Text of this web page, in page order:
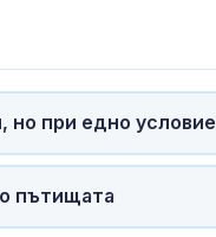
но при едно условие
пътищата